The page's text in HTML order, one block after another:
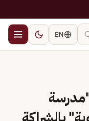
EN
بالشراكة